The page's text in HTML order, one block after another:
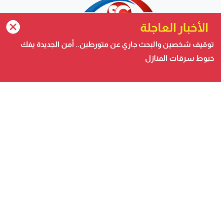
safigoud media
الأخبار العاجلة
توقيف شخصين والبحث جاري عن متورطين.. أمن الجديدة يفك
خيوط سرقات المنازل